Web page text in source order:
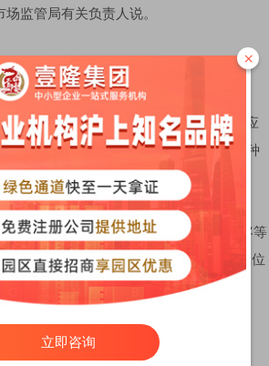
监管局有关负责人说。
种新型住所登记模式。
所的新兴行业创业者，经所在街道、相应
炼机会，以及培训交流、商务洽谈等各种
“大咖”落地生根，也有飞马旅、海星客等
像罗晓宇这样的年轻创业者，正是在“工位
×
立即咨询